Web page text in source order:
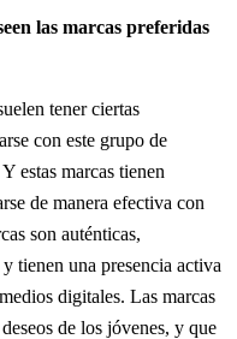
las marcas preferidas
tener ciertas
con este grupo de
estas marcas tienen
de manera efectiva con
son auténticas,
tienen una presencia activa
digitales. Las marcas
de los jóvenes, y que